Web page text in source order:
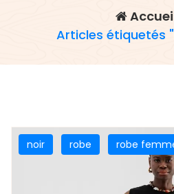
Articles étiquetés
noir robe robe